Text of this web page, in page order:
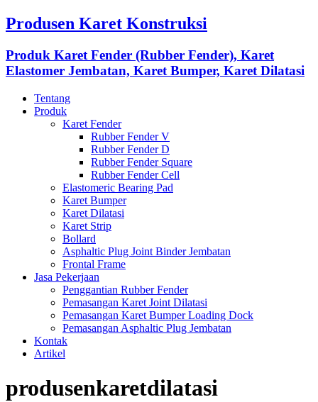
Produsen Karet Konstruksi
Produk Karet Fender (Rubber Fender), Karet
Elastomer Jembatan, Karet Bumper, Karet Dilatasi
Tentang
Produk
Karet Fender
Rubber Fender V
Rubber Fender D
Rubber Fender Square
Rubber Fender Cell
Elastomeric Bearing Pad
Karet Bumper
Karet Dilatasi
Karet Strip
Bollard
Asphaltic Plug Joint Binder Jembatan
Frontal Frame
Jasa Pekerjaan
Penggantian Rubber Fender
Pemasangan Karet Joint Dilatasi
Pemasangan Karet Bumper Loading Dock
Pemasangan Asphaltic Plug Jembatan
Kontak
Artikel
produsenkaretdilatasi